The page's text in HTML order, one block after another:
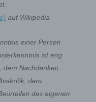
auf Wikipedia
einer Person
ist eng
dem Nachdenken
dem
des eigenen